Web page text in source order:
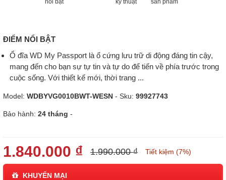
nổi bật
kỹ thuật
sản phẩm
ĐIỂM NỔI BẬT
Ổ đĩa WD My Passport là ổ cứng lưu trữ di động đáng tin cậy,
mang đến cho bạn sự tự tin và tự do để tiến về phía trước trong
cuộc sống. Với thiết kế mới, thời trang ...
Model: WDBYVG0010BWT-WESN - Sku: 99927743
Bảo hành: 24 tháng -
1.840.000 ₫ 1.990.000 ₫ Tiết kiệm (7%)
KHUYẾN MẠI